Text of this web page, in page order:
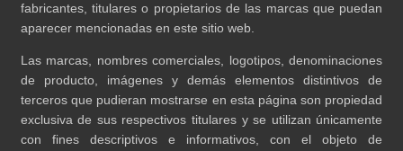
fabricantes, titulares o propietarios de las marcas que puedan
aparecer mencionadas en este sitio web.
Las marcas, nombres comerciales, logotipos, denominaciones
de producto, imágenes y demás elementos distintivos de
terceros que pudieran mostrarse en esta página son propiedad
exclusiva de sus respectivos titulares y se utilizan únicamente
con fines descriptivos e informativos, con el objeto de